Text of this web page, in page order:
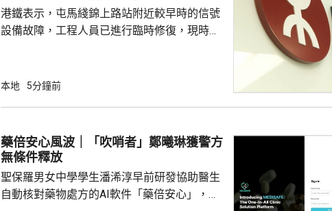
港鐵表示，屯馬綫錦上路站附近較早時的信號
設備故障，工程人員已進行臨時修復，現時相
額外25至30分鐘。港鐵已在相關車站加派人手
本地 5分鐘前
藥倍安心風波｜「吹哨者」鄭曦琳獲警方
無條件釋放
聖保羅男女中學學生潘浠淳早前研發協助醫生
自動核對藥物處方的AI軟件「藥倍安心」，去